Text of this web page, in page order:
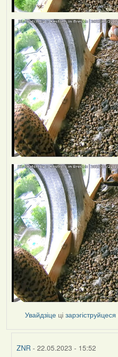
Увайдзіце цізарэгіструйцеся
ZNR - 22.05.2023 - 15:52